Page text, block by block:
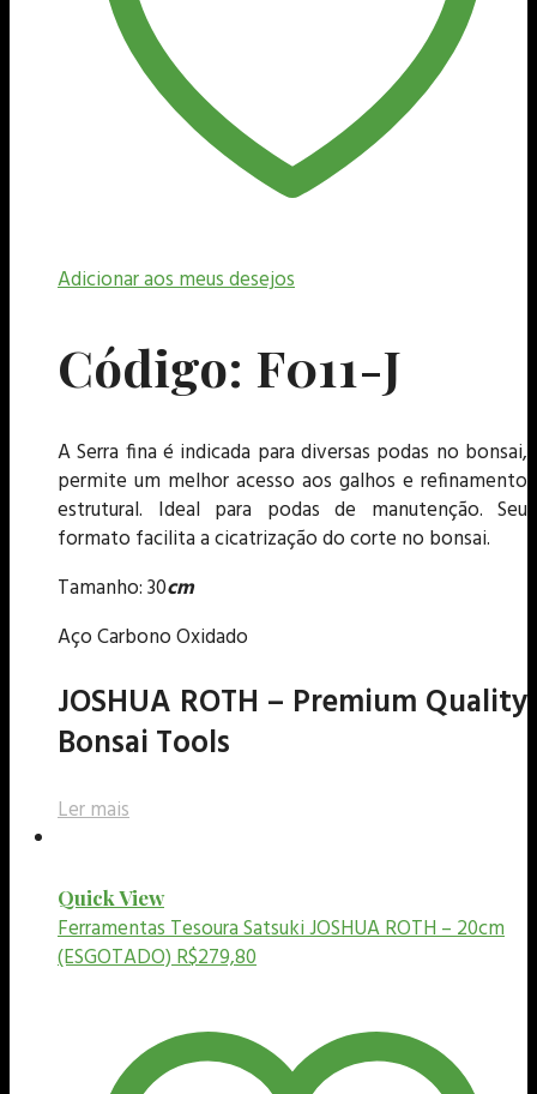
Adicionar aos meus desejos
Código: F011-J
A Serra fina é indicada para diversas podas no bonsai,
permite um melhor acesso aos galhos e refinamento
estrutural. Ideal para podas de manutenção. Seu
formato facilita a cicatrização do corte no bonsai.
Tamanho: 30cm
Aço Carbono Oxidado
JOSHUA ROTH – Premium Quality
Bonsai Tools
Ler mais
Quick View
FerramentasTesoura Satsuki JOSHUA ROTH – 20cm
(ESGOTADO)R$279,80